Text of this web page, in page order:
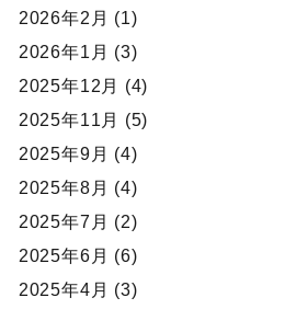
2026年2月 (1)
2026年1月 (3)
2025年12月 (4)
2025年11月 (5)
2025年9月 (4)
2025年8月 (4)
2025年7月 (2)
2025年6月 (6)
2025年4月 (3)